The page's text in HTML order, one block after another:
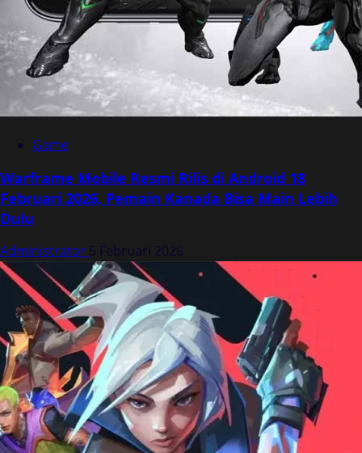
Game
Warframe Mobile Resmi Rilis di Android 18
Februari 2026, Pemain Kanada Bisa Main Lebih
Dulu
Administrator 5 Februari 2026